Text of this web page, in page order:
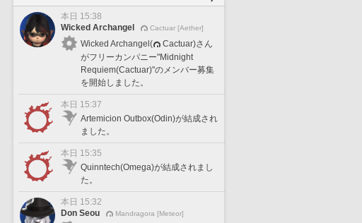
本日 15:38
Wicked Archangel
Cactuar [Aether]
Wicked Archangel(
Cactuar)さん
がフリーカンパニー"Midnight
Requiem(Cactuar)"のメンバー募集
を開始しました。
本日 15:37
Artemicion Outbox(Odin)が結成され
ました。
本日 15:35
Quinntech(Omega)が結成されまし
た。
本日 15:32
Don Seou
Mandragora [Meteor]